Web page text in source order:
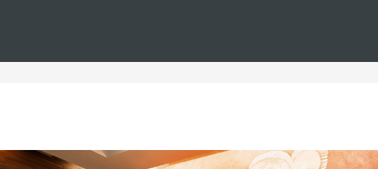
en España para bodas de lujo